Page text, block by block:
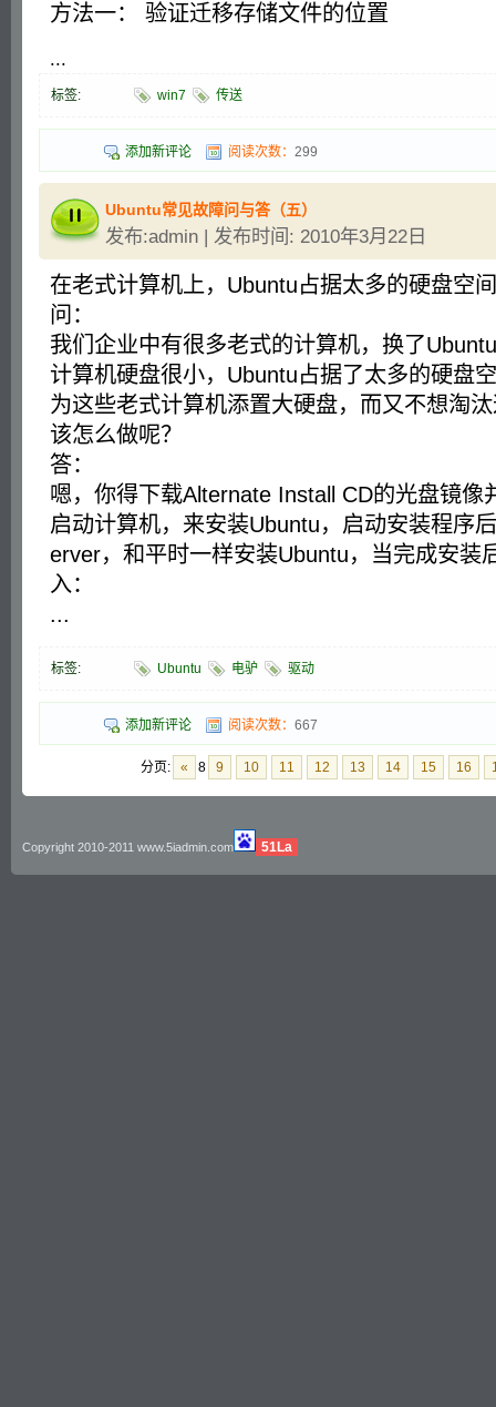
方法一： 验证迁移存储文件的位置
...
标签: win7 传送
添加新评论 阅读次数： 299
Ubuntu常见故障问与答（五）
发布:admin | 发布时间: 2010年3月22日
在老式计算机上，Ubuntu占据太多的硬盘空间
问：
我们企业中有很多老式的计算机，换了
计算机硬盘很小，Ubuntu占据了太多的硬盘
为这些老式计算机添置大硬盘，而又不想淘
该怎么做呢？
答：
嗯，你得下载Alternate Install CD的光盘镜像
启动计算机，来安装Ubuntu，启动安装程序
erver，和平时一样安装Ubuntu，当完成安装
入：
...
标签: Ubuntu 电驴 驱动
添加新评论 阅读次数： 667
分页: « 8 9 10 11 12 13 14 15 16
Copyright 2010-2011 www.5iadmin.com 51La